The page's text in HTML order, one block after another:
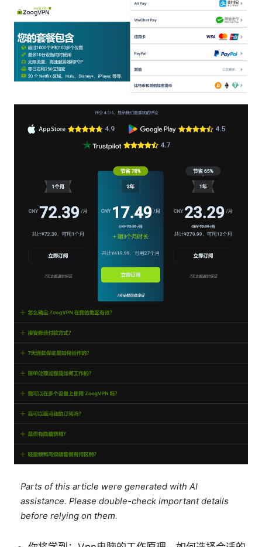
Parts of this article were generated with AI
assistance. Please double-check important details
before relying on them.